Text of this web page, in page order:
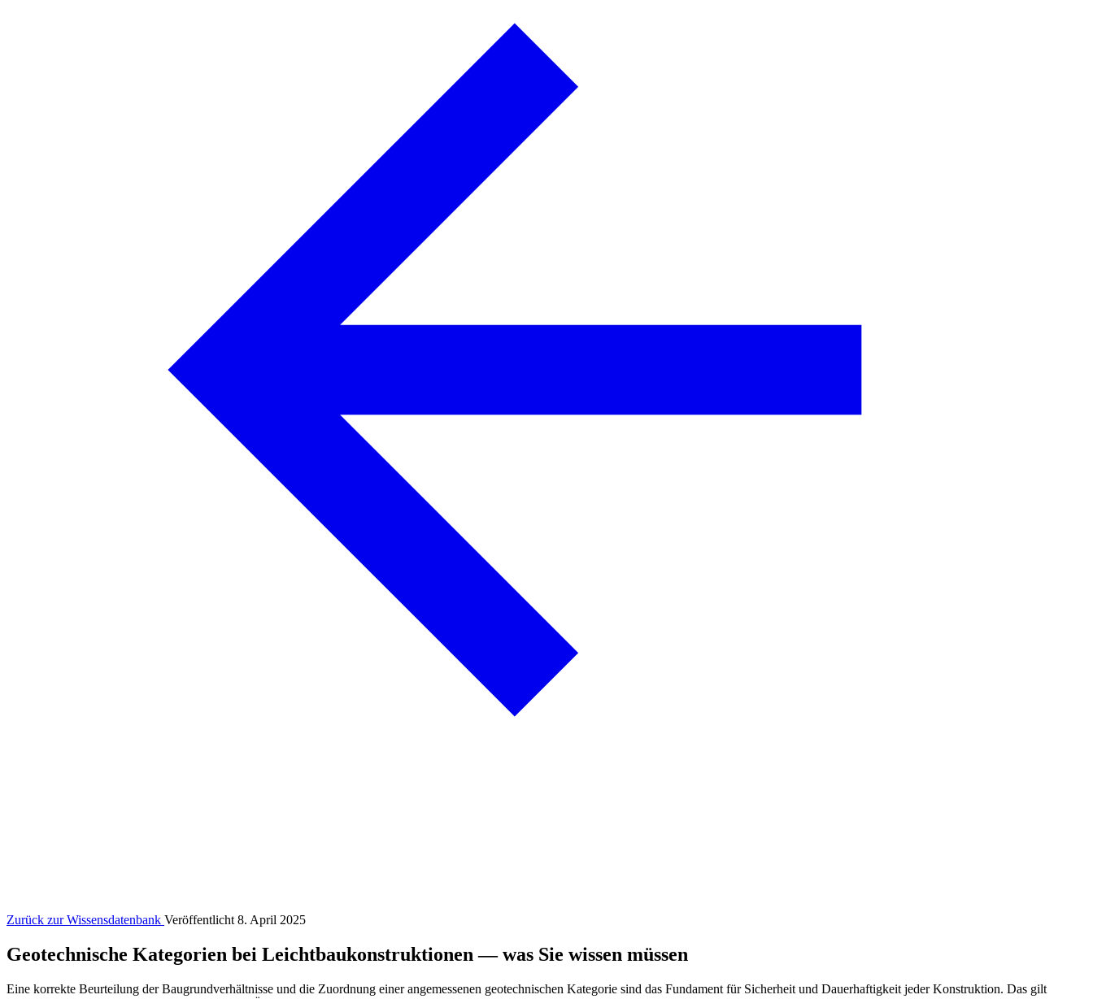
Zurück zur Wissensdatenbank Veröffentlicht 8. April 2025
Geotechnische Kategorien bei Leichtbaukonstruktionen — was Sie wissen müssen
Eine korrekte Beurteilung der Baugrundverhältnisse und die Zuordnung einer angemessenen geotechnischen Kategorie sind das Fundament für Sicherheit und Dauerhaftigkeit jeder Konstruktion. Das gilt